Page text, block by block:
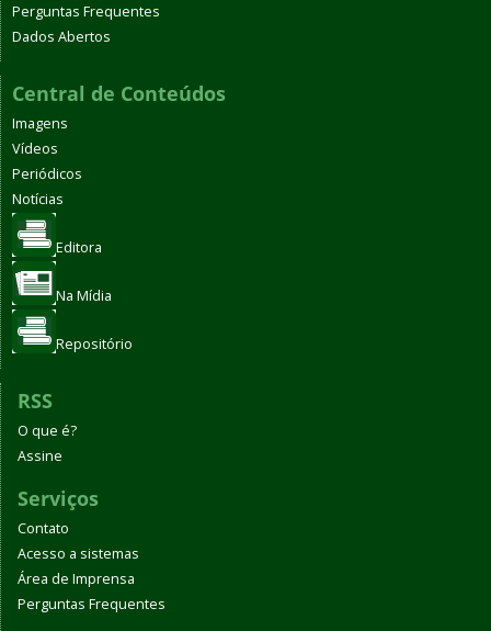
Perguntas Frequentes
Dados Abertos
Central de Conteúdos
Imagens
Vídeos
Periódicos
Notícias
Editora
Na Mídia
Repositório
RSS
O que é?
Assine
Serviços
Contato
Acesso a sistemas
Área de Imprensa
Perguntas Frequentes